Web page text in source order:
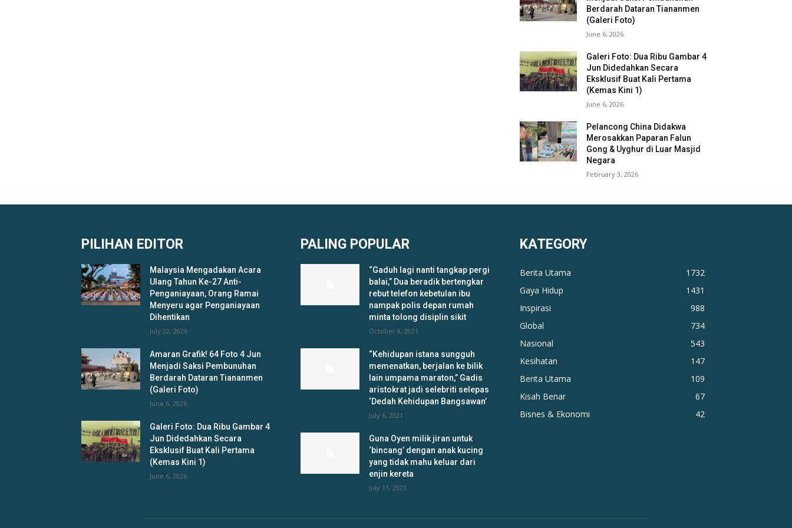
Berdarah Dataran Tiananmen
(Galeri Foto)
June 6, 2026
Galeri Foto: Dua Ribu Gambar 4
Jun Didedahkan Secara
Eksklusif Buat Kali Pertama
(Kemas Kini 1)
June 6, 2026
Pelancong China Didakwa
Merosakkan Paparan Falun
Gong & Uyghur di Luar Masjid
Negara
February 3, 2026
PILIHAN EDITOR
Malaysia Mengadakan Acara
Ulang Tahun Ke-27 Anti-
Penganiayaan, Orang Ramai
Menyeru agar Penganiayaan
Dihentikan
July 22, 2026
Amaran Grafik! 64 Foto 4 Jun
Menjadi Saksi Pembunuhan
Berdarah Dataran Tiananmen
(Galeri Foto)
June 6, 2026
Galeri Foto: Dua Ribu Gambar 4
Jun Didedahkan Secara
Eksklusif Buat Kali Pertama
(Kemas Kini 1)
June 6, 2026
PALING POPULAR
“Gaduh lagi nanti tangkap pergi
balai,” Dua beradik bertengkar
rebut telefon kebetulan ibu
nampak polis depan rumah
minta tolong disiplin sikit
October 8, 2021
“Kehidupan istana sungguh
memenatkan, berjalan ke bilik
lain umpama maraton,” Gadis
aristokrat jadi selebriti selepas
‘Dedah Kehidupan Bangsawan’
July 6, 2021
Guna Oyen milik jiran untuk
‘bincang’ dengan anak kucing
yang tidak mahu keluar dari
enjin kereta
July 11, 2021
KATEGORY
Berita Utama
1732
Gaya Hidup
1431
Inspirasi
988
Global
734
Nasional
543
Kesihatan
147
Berita Utama
109
Kisah Benar
67
Bisnes & Ekonomi
42